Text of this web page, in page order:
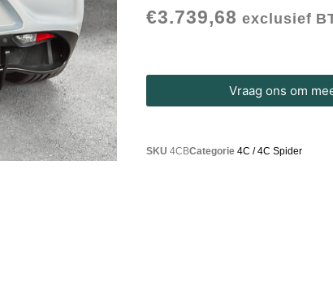
€3.739,68 exclusief
Vraag ons om
SKU4CBCategorie 4C / 4C Spider